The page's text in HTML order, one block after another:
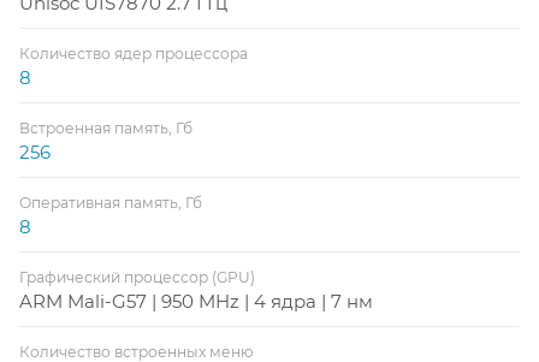
Количество ядер процессора
8
Встроенная память, Гб
256
Оперативная память, Гб
8
Графический процессор (GPU)
ARM Mali-G57 | 950 MHz | 4 ядра | 7 нм
Количество встроенных меню